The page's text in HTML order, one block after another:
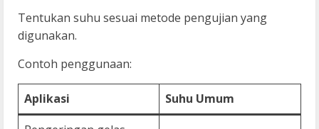
Tentukan suhu sesuai metode pengujian yang
digunakan.
Contoh penggunaan:
Aplikasi
Suhu Umum